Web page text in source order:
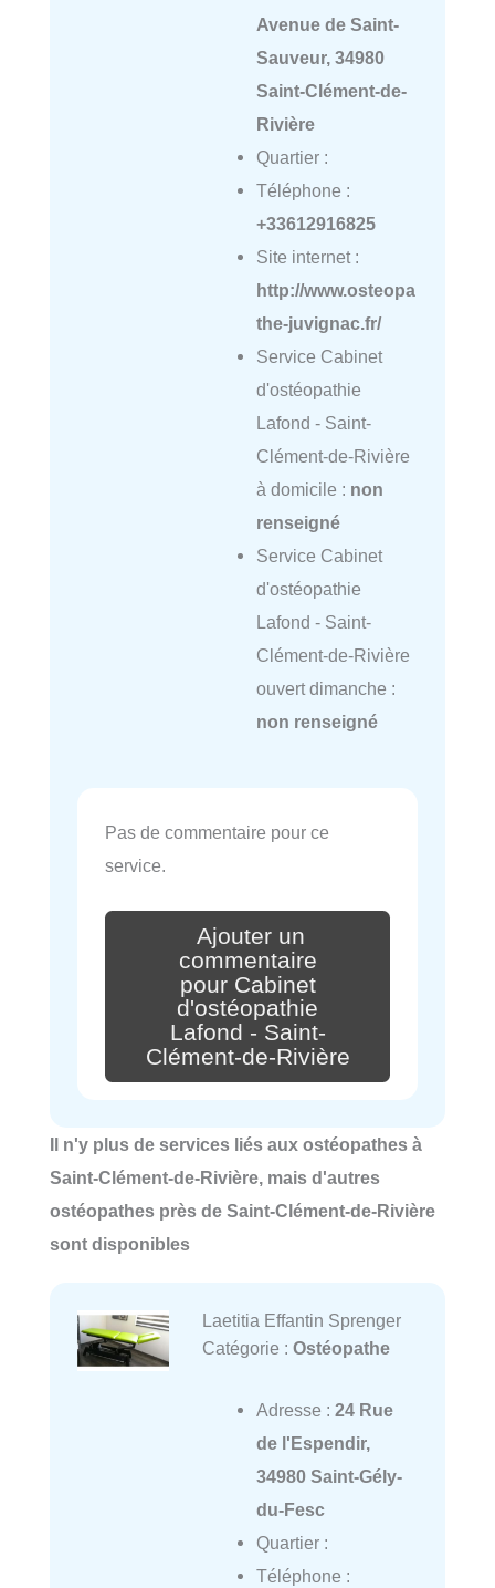
Avenue de Saint-
Sauveur, 34980
Saint-Clément-de-
Rivière
Quartier :
Téléphone :
+33612916825
Site internet :
http://www.osteopa
the-juvignac.fr/
Service Cabinet
d'ostéopathie
Lafond - Saint-
Clément-de-Rivière
à domicile : non
renseigné
Service Cabinet
d'ostéopathie
Lafond - Saint-
Clément-de-Rivière
ouvert dimanche :
non renseigné
Pas de commentaire pour ce
service.
Ajouter un
commentaire
pour Cabinet
d'ostéopathie
Lafond - Saint-
Clément-de-Rivière
Il n'y plus de services liés aux ostéopathes à
Saint-Clément-de-Rivière, mais d'autres
ostéopathes près de Saint-Clément-de-Rivière
sont disponibles
Laetitia Effantin Sprenger
Catégorie : Ostéopathe
Adresse : 24 Rue
de l'Espendir,
34980 Saint-Gély-
du-Fesc
Quartier :
Téléphone :